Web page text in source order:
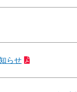
らせ